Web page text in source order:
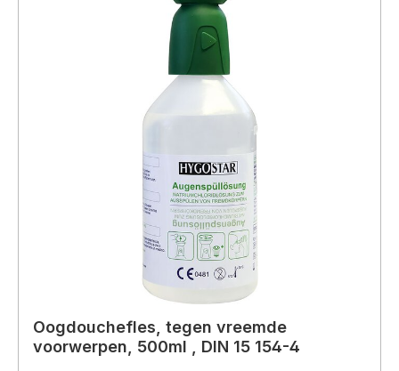
Oogdouchefles, tegen vreemde
voorwerpen, 500ml , DIN 15 154-4